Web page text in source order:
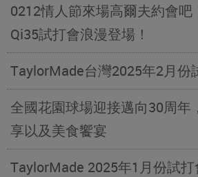
0212情人節來場高爾夫約會
Qi35試打會浪漫登場！
TaylorMade台灣2025年2月份
全國花園球場迎接邁向30周年
享以及美食饗宴
TaylorMade 2025年1月份試